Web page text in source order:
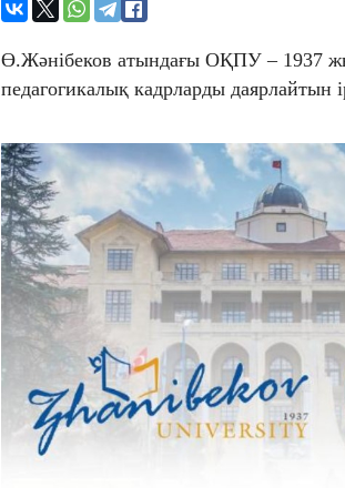
Ө.Жәнібеков атындағы ОҚПУ – 1937
педагогикалық кадрларды даярлайтын